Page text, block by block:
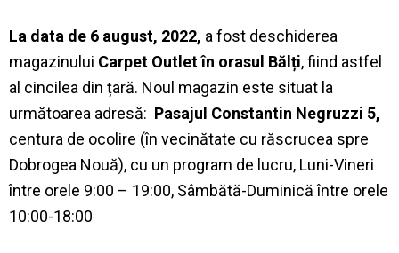
La data de 6 august, 2022, a fost deschiderea
magazinului Carpet Outlet în orasul Bălți, fiind astfel
al cincilea din țară. Noul magazin este situat la
următoarea adresă: Pasajul Constantin Negruzzi 5,
centura de ocolire (în vecinătate cu răscrucea spre
Dobrogea Nouă), cu un program de lucru, Luni-Vineri
între orele 9:00 – 19:00, Sâmbătă-Duminică între orele
10:00-18:00